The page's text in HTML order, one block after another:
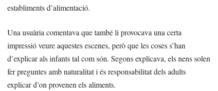
establiments d’alimentació.
Una usuària comentava que també li provocava una certa
impressió veure aquestes escenes, però que les coses s’han
d’explicar als infants tal com són. Segons explicava, els nens solen
fer preguntes amb naturalitat i és responsabilitat dels adults
explicar d’on provenen els aliments.